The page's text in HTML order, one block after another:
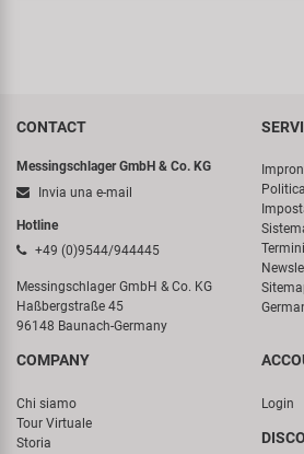
CONTACT
Messingschlager GmbH & Co. KG
Invia una e-mail
Hotline
+49 (0)9544/944445
Messingschlager GmbH & Co. KG
Haßbergstraße 45
96148 Baunach-Germany
COMPANY
Chi siamo
Tour Virtuale
Storia
Login